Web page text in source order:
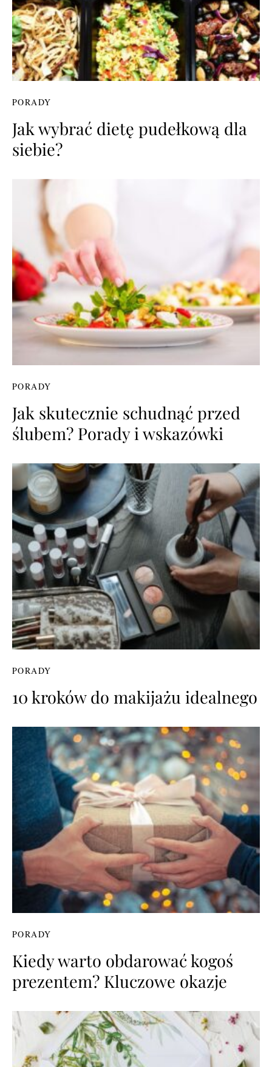
PORADY
Jak wybrać dietę pudełkową dla
siebie?
PORADY
Jak skutecznie schudnąć przed
ślubem? Porady i wskazówki
PORADY
10 kroków do makijażu idealnego
PORADY
Kiedy warto obdarować kogoś
prezentem? Kluczowe okazje